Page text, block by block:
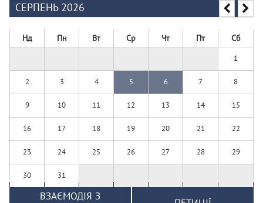
СЕРПЕНЬ 2026
Нд Пн Вт Ср Чт Пт Сб
1
2 3 4 5 6 7 8
9 10 11 12 13 14 15
16 17 18 19 20 21 22
23 24 25 26 27 28 29
30 31
ВЗАЄМОДІЯ З